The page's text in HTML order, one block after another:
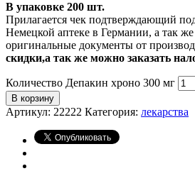
В упаковке 200 шт.
Прилагается чек подтверждающий
Немецкой аптеке в Германии, а так
оригинальные документы от
скидки,а так же можно заказать
Количество Депакин хроно 300 мг
В корзину
Артикул: 22222 Категория: лекарства